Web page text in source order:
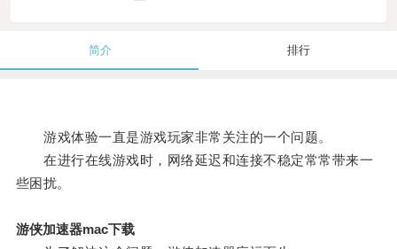
简介 排行
游戏体验一直是游戏玩家非常关注的一个问题。
在进行在线游戏时，网络延迟和连接不稳定常常带来一
些困扰。
游侠加速器mac下载